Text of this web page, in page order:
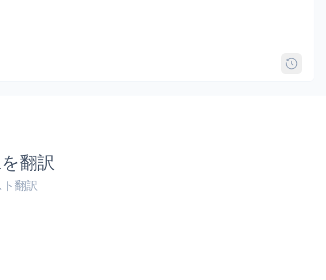
翻訳
翻訳